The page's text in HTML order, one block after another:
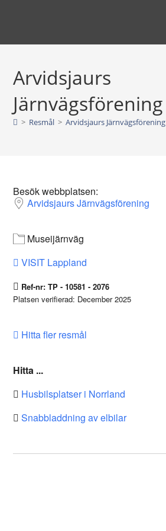
Arvidsjaurs
Järnvägsförening
> Resmål > Arvidsjaurs Järnvägsförening
Besök webbplatsen:
Arvidsjaurs Järnvägsförening
Museijärnväg
VISIT Lappland
Ref-nr: TP - 10581 - 2076
Platsen verifierad: December 2025
Hitta fler resmål
Hitta ...
Husbilsplatser i Norrland
Snabbladdning av elbilar